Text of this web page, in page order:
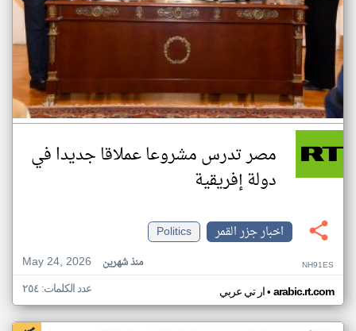
مصر تدرس مشروعا عملاقا جديدا في
دولة إفريقية
اخبار جزر القمر
Politics
May 24, 2026
منذ شهرين NH91ES
ار تي عربي• arabic.rt.com عدد الكلمات: ٢٥٤